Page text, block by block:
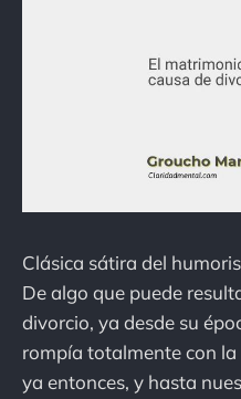
Clásica sátira del
De algo que puede
divorcio, ya desde su
rompía totalmente con la
ya entonces, y hasta